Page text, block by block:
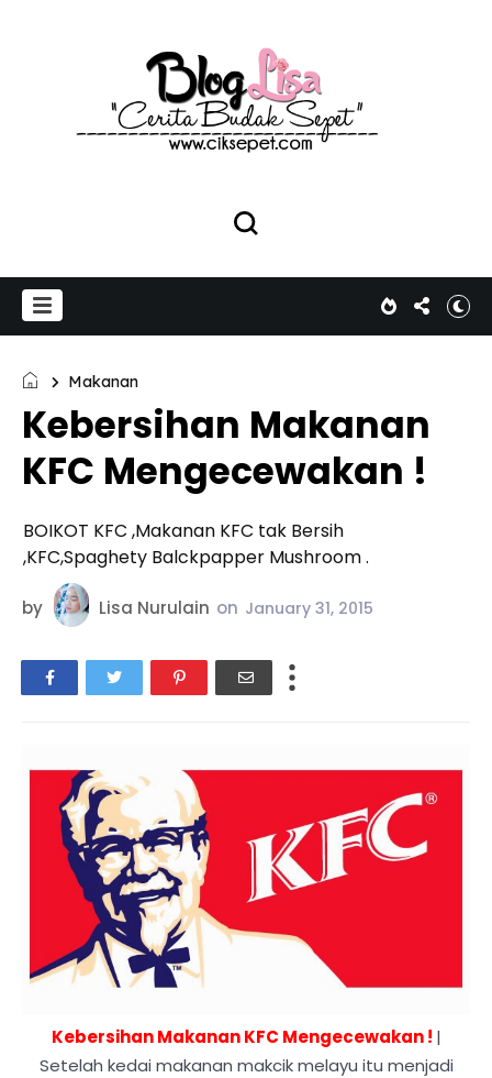
Makanan
Kebersihan Makanan
KFC Mengecewakan !
BOIKOT KFC ,Makanan KFC tak Bersih
,KFC,Spaghety Balckpapper Mushroom .
by Lisa Nurulain on January 31, 2015
Kebersihan Makanan KFC Mengecewakan ! |
Setelah kedai makanan makcik melayu itu menjadi